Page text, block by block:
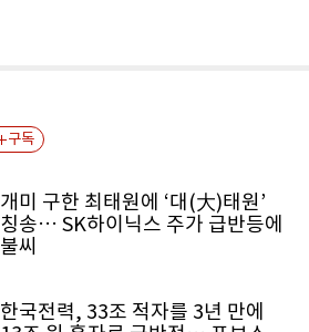
구독
개미 구한 최태원에 ‘대(大)태원’
칭송… SK하이닉스 주가 급반등에
불씨
한국전력, 33조 적자를 3년 만에